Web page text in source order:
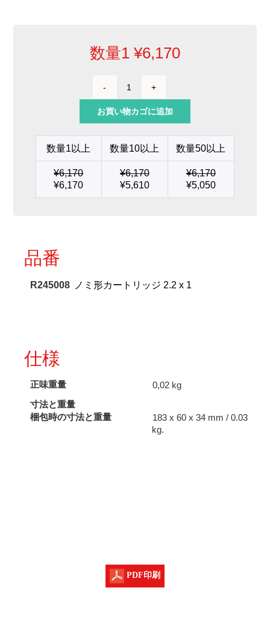
数量1 ¥6,170
ノ
形
ト
リ
ッ
ジ
2.2
お買い物カゴに追加
数量1以上 数量10以上 数量50以上
¥6,170
¥6,170
¥6,170
¥5,610
¥6,170
¥5,050
品番
R245008 ノミ形カートリッジ 2.2 x 1
仕様
正味重量
0,02 kg
寸法と重量
梱包時の寸法と重量
183 x 60 x 34 mm / 0.03
kg.
PDF印刷